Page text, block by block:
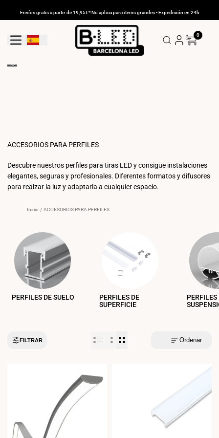
Envíos gratis a partir de 19,95€* No aplica para items grandes - Expedición en 24h
Geolocation Button: España
0
ACCESORIOS PARA PERFILES
Descubre nuestros perfiles para tiras LED y consigue instalaciones
elegantes, seguras y profesionales. Diferentes formatos y difusores
para realzar la luz y adaptarla a cualquier espacio.
Inicio / ACCESORIOS PARA PERFILES
PERFILES DE SUELO
PERFILES DE
SUPERFICIE
PERFILES
FILTRAR Ordenar